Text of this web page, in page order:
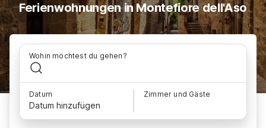
Ferienwohnungen in Montefiore dell'Aso
Wohin möchtest du gehen?
Datum
Datum hinzufügen
Zimmer und Gäste